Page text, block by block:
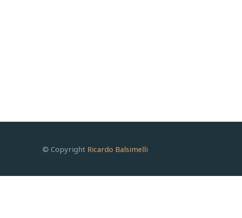
© Copyright Ricardo Balsimelli